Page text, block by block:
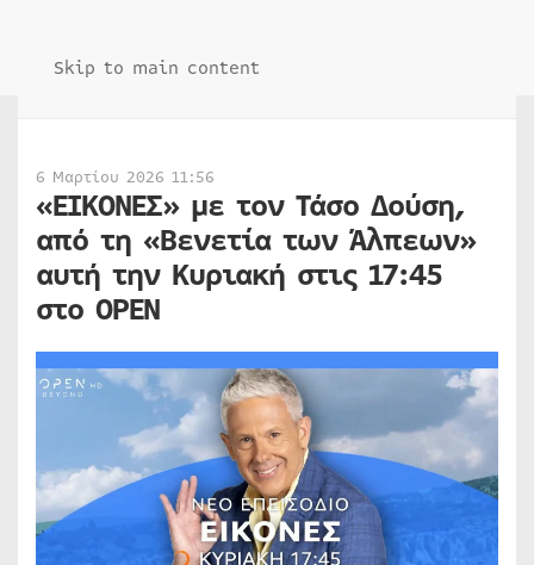
Skip to main content
6 Μαρτίου 2026 11:56
«ΕΙΚΟΝΕΣ» με τον Τάσο Δούση,
από τη «Βενετία των Άλπεων»
αυτή την Κυριακή στις 17:45
στο OPEN